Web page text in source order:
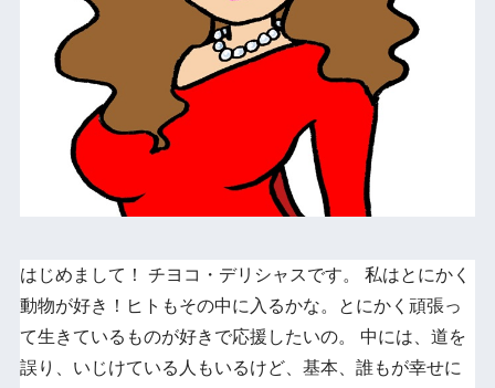
はじめまして！ チヨコ・デリシャスです。 私はとにかく
動物が好き！ヒトもその中に入るかな。とにかく頑張っ
て生きているものが好きで応援したいの。 中には、道を
誤り、いじけている人もいるけど、基本、誰もが幸せに